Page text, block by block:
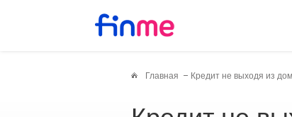
Главная Кредит не выходя из